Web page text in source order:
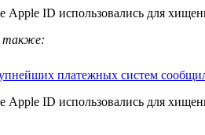
Apple ID использовались для
также:
платежных систем
Apple ID использовались для